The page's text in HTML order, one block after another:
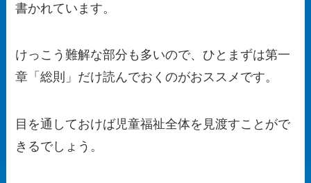
書かれています。
けっこう難解な部分も多いので、 ひとまずは第一
章「総則」だけ読んでおくのがおススメです。
目を通しておけば児童福祉全体を見渡すことがで
きるでしょう。